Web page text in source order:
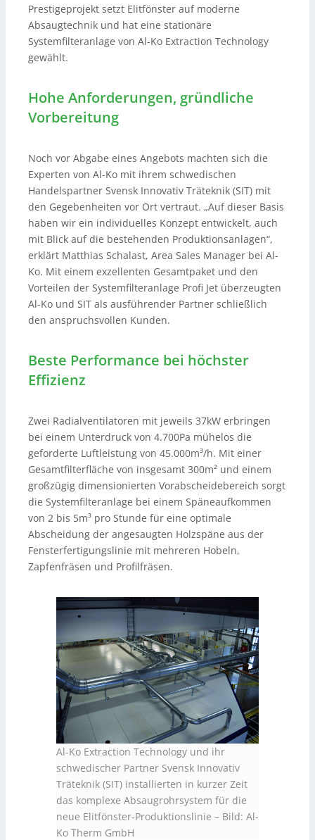
Prestigeprojekt setzt Elitfönster auf moderne
Absaugtechnik und hat eine stationäre
Systemfilteranlage von Al-Ko Extraction Technology
gewählt.
Hohe Anforderungen, gründliche
Vorbereitung
Noch vor Abgabe eines Angebots machten sich die
Experten von Al-Ko mit ihrem schwedischen
Handelspartner Svensk Innovativ Träteknik (SIT) mit
den Gegebenheiten vor Ort vertraut. „Auf dieser Basis
haben wir ein individuelles Konzept entwickelt, auch
mit Blick auf die bestehenden Produktionsanlagen“,
erklärt Matthias Schalast, Area Sales Manager bei Al-
Ko. Mit einem exzellenten Gesamtpaket und den
Vorteilen der Systemfilteranlage Profi Jet überzeugten
Al-Ko und SIT als ausführender Partner schließlich
den anspruchsvollen Kunden.
Beste Performance bei höchster
Effizienz
Zwei Radialventilatoren mit jeweils 37kW erbringen
bei einem Unterdruck von 4.700Pa mühelos die
geforderte Luftleistung von 45.000m³/h. Mit einer
Gesamtfilterfläche von insgesamt 300m² und einem
großzügig dimensionierten Vorabscheidebereich sorgt
die Systemfilteranlage bei einem Späneaufkommen
von 2 bis 5m³ pro Stunde für eine optimale
Abscheidung der angesaugten Holzspäne aus der
Fensterfertigungslinie mit mehreren Hobeln,
Zapfenfräsen und Profilfräsen.
Al-Ko Extraction Technology und ihr
schwedischer Partner Svensk Innovativ
Träteknik (SIT) installierten in kurzer Zeit
das komplexe Absaugrohrsystem für die
neue Elitfönster-Produktionslinie – Bild: Al-
Ko Therm GmbH